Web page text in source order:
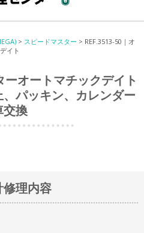
> スピードマスター > REF.3513-50｜オ
イト
オートマチックデイト
パッキン、カレンダー
交換
修理内容